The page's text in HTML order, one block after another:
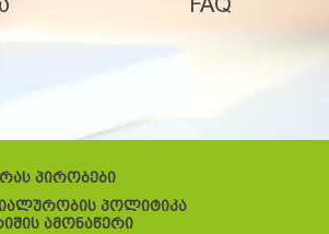
პირობები
პოლიტიკა
ამონაწერი